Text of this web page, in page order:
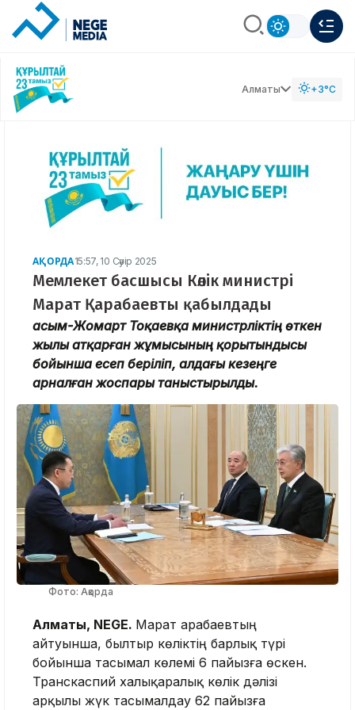
Алматы +3°C
АҚОРДА15:57, 10 Сәуір 2025
Мемлекет басшысы Көлік министрі
Марат Қарабаевты қабылдады
Қасым-Жомарт Тоқаевқа министрліктің өткен
жылы атқарған жұмысының қорытындысы
бойынша есеп беріліп, алдағы кезеңге
арналған жоспары таныстырылды.
Фото: Ақорда
Алматы, NEGE. Марат Қарабаевтың
айтуынша, былтыр көліктің барлық түрі
бойынша тасымал көлемі 6 пайызға өскен.
Транскаспий халықаралық көлік дәлізі
арқылы жүк тасымалдау 62 пайызға